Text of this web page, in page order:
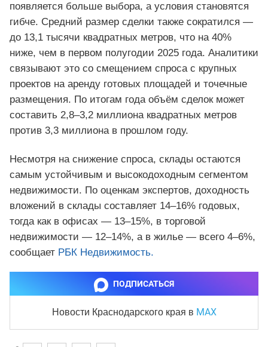
появляется больше выбора, а условия становятся
гибче. Средний размер сделки также сократился —
до 13,1 тысячи квадратных метров, что на 40%
ниже, чем в первом полугодии 2025 года. Аналитики
связывают это со смещением спроса с крупных
проектов на аренду готовых площадей и точечные
размещения. По итогам года объём сделок может
составить 2,8–3,2 миллиона квадратных метров
против 3,3 миллиона в прошлом году.
Несмотря на снижение спроса, склады остаются
самым устойчивым и высокодоходным сегментом
недвижимости. По оценкам экспертов, доходность
вложений в склады составляет 14–16% годовых,
тогда как в офисах — 13–15%, в торговой
недвижимости — 12–14%, а в жилье — всего 4–6%,
сообщает РБК Недвижимость.
ПОДПИСАТЬСЯ
Новости Краснодарского края в MAX